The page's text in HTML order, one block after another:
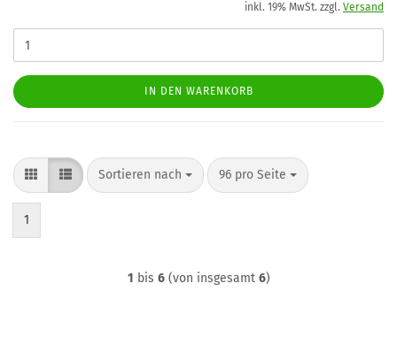
inkl. 19% MwSt. zzgl. Versand
IN DEN WARENKORB
Sortieren nach
Sortieren nach 96 pro Seite
pro Seite
1
1 bis 6(von insgesamt 6)